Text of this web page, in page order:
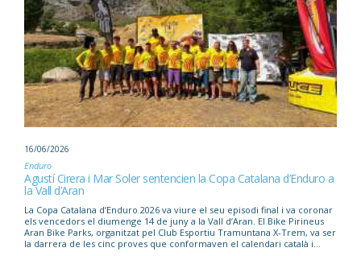
16/06/2026
Enduro
Agustí Cirera i Mar Soler sentencien la Copa Catalana d’Enduro a
la Vall d’Aran
La Copa Catalana d’Enduro 2026 va viure el seu episodi final i va coronar
els vencedors el diumenge 14 de juny a la Vall d’Aran. El Bike Pirineus
Aran Bike Parks, organitzat pel Club Esportiu Tramuntana X-Trem, va ser
la darrera de les cinc proves que conformaven el calendari català i...